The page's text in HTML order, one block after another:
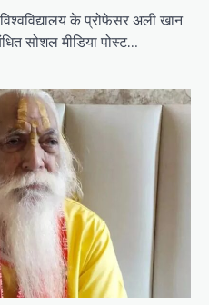
के प्रोफेसर अली खान
सोशल मीडिया पोस्ट…